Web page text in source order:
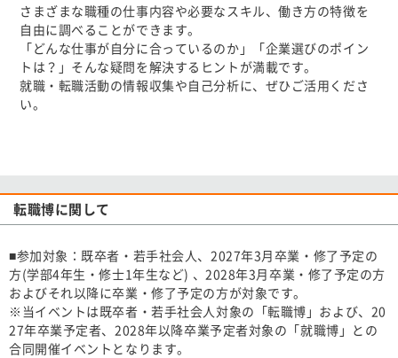
さまざまな職種の仕事内容や必要なスキル、働き方の特徴を
自由に調べることができます。
「どんな仕事が自分に合っているのか」「企業選びのポイン
トは？」そんな疑問を解決するヒントが満載です。
就職・転職活動の情報収集や自己分析に、ぜひご活用くださ
い。
転職博に関して
■参加対象：既卒者・若手社会人、2027年3月卒業・修了予定の
方(学部4年生・修士1年生など) 、2028年3月卒業・修了予定の方
およびそれ以降に卒業・修了予定の方が対象です。
※当イベントは既卒者・若手社会人対象の「転職博」および、20
27年卒業予定者、2028年以降卒業予定者対象の「就職博」との
合同開催イベントとなります。